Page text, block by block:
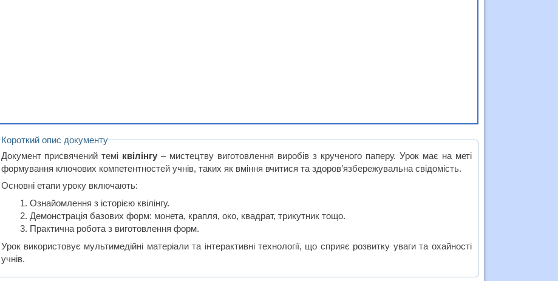
Короткий опис документу
Документ присвячений темі квілінгу– мистецтву виготовлення виробів з крученого паперу. Урок має на меті
формування ключових компетентностей учнів, таких як вміння вчитися та здоров’язбережувальна свідомість.
Основні етапи уроку включають:
Ознайомлення з історією квілінгу.
Демонстрація базових форм: монета, крапля, око, квадрат, трикутник тощо.
Практична робота з виготовлення форм.
Урок використовує мультимедійні матеріали та інтерактивні технології, що сприяє розвитку уваги та охайності
учнів.